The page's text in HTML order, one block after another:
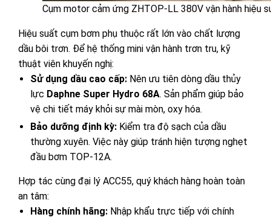
Cụm motor cảm ứng ZHTOP-LL 380V vận hành hiệu
Hiệu suất cụm bơm phụ thuộc rất lớn vào chất lượng
dầu bôi trơn. Để hệ thống mini vận hành trơn tru, kỹ
thuật viên khuyến nghị:
Sử dụng dầu cao cấp: Nên ưu tiên dòng dầu thủy
lực Daphne Super Hydro 68A. Sản phẩm giúp bảo
vệ chi tiết máy khỏi sự mài mòn, oxy hóa.
Bảo dưỡng định kỳ: Kiểm tra độ sạch của dầu
thường xuyên. Việc này giúp tránh hiện tượng nghẹt
đầu bơm TOP-12A.
Hợp tác cùng đại lý ACC55, quý khách hàng hoàn toàn
an tâm:
Hàng chính hãng: Nhập khẩu trực tiếp với chính